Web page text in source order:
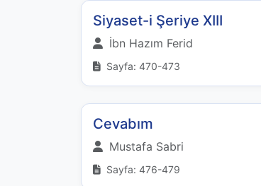
Siyaset-i Şeriye XIII
İbn Hazım Ferid
Sayfa: 470-473
Cevabım
Mustafa Sabri
Sayfa: 476-479